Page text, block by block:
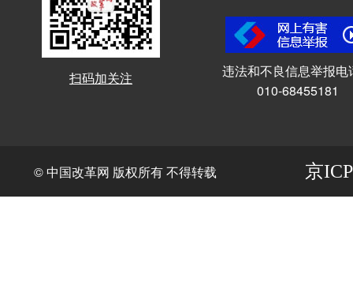
扫码加关注
违法和不良信息举报电
010-68455181
© 中国改革网 版权所有 不得转载 京